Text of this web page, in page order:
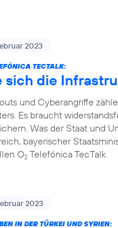
2023
TECTALK:
sich die
und Cyberangriffe
Es braucht
Was der Staat und
bayerischer
O2 Telefónica TecTalk.
2023
IN DER TÜRKEI UND SYRIEN: